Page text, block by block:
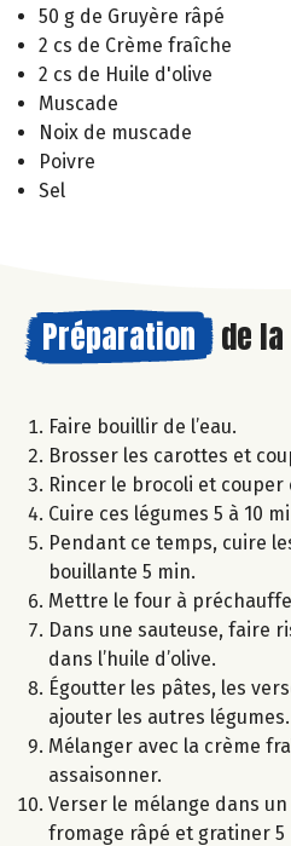
50 g de Gruyère râpé
2 cs de Crème fraîche
2 cs de Huile d'olive
Muscade
Noix de muscade
Poivre
Sel
Préparation de la
Faire bouillir de l’eau.
Brosser les carottes et
Rincer le brocoli et
Cuire ces légumes 5 à 10
Pendant ce temps, cuire
bouillante 5 min.
Mettre le four à
Dans une sauteuse, faire
dans l’huile d’olive.
Égoutter les pâtes, les
ajouter les autres légumes.
Mélanger avec la crème
assaisonner.
Verser le mélange dans
fromage râpé et gratiner 5